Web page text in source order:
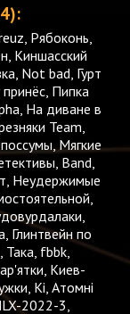
Рябоконь,
Киншасский
Not bad, Гурт
Пипка
На диване в
Team,
Мягкие
Band,
Неудержимые
Глинтвейн по
fbbk,
Киев-
Кі, Атомні
2022-3,